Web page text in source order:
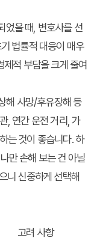
었을 때, 변호사를 선
법률적 대응이 매우
적 부담을 크게 줄여
해 사망/후유장해 등
, 연간 운전 거리, 가
는 것이 좋습니다. 하
만 손해 보는 건 아닐
니 신중하게 선택해
고려 사항